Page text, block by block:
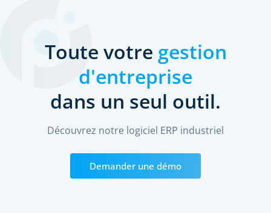
Toute votre gestion
d'entreprise
dans un seul outil.
Découvrez notre logiciel ERP industriel
Demander une démo